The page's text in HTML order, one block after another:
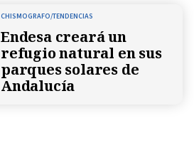
CHISMOGRAFO/TENDENCIAS
Endesa creará un
refugio natural en sus
parques solares de
Andalucía